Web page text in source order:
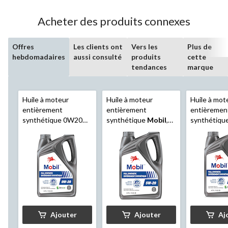
Acheter des produits connexes
Offres
hebdomadaires
Les clients ont
aussi consulté
Vers les
produits
tendances
Plus de
cette
marque
Huile à moteur
entièrement
synthétique 0W20
Ajouter
Huile à moteur
entièrement
synthétique Mobil,
5W20, 4,73 L
Ajouter
Huile à
Mobil, 4,73